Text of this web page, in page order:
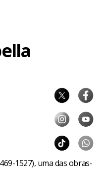
1527), uma das obras-